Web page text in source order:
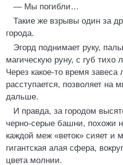
— Мы погибли…
Такие же взрывы один за
города.
Эгорд поднимает руку,
магическую руну, с губ тихо
Через какое-то время завеса
расступается, позволяет на
дальше.
И правда, за городом
черно-серые башни, похожи
каждой меж «веток» сияет и
гигантская алая сфера,
цвета молнии.